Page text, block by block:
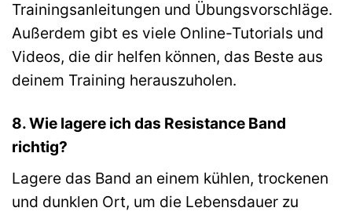
Trainingsanleitungen und Übungsvorschläge.
Außerdem gibt es viele Online-Tutorials und
Videos, die dir helfen können, das Beste aus
deinem Training herauszuholen.
8. Wie lagere ich das Resistance Band
richtig?
Lagere das Band an einem kühlen, trockenen
und dunklen Ort, um die Lebensdauer zu